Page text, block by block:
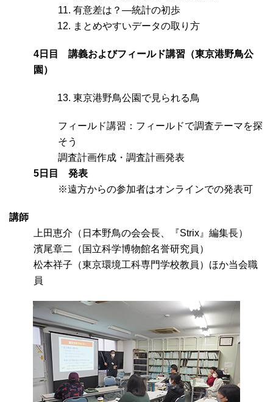
有意差は？―統計の初歩
まとめやすいデータの取り方
4日目 講義およびフィールド講習（東京港野鳥公
園）
東京港野鳥公園で見られる鳥
フィールド講習：フィールドで調査テーマを探
そう
調査計画作成・調査計画発表
5日目 発表
※遠方からの参加者はオンラインでの発表可
講師
上田恵介（日本野鳥の会会長、『Strix』編集長）
濱尾章二（国立科学博物館名誉研究員）
松本祥子（東京環境工科専門学校教員）ほか当会職
員